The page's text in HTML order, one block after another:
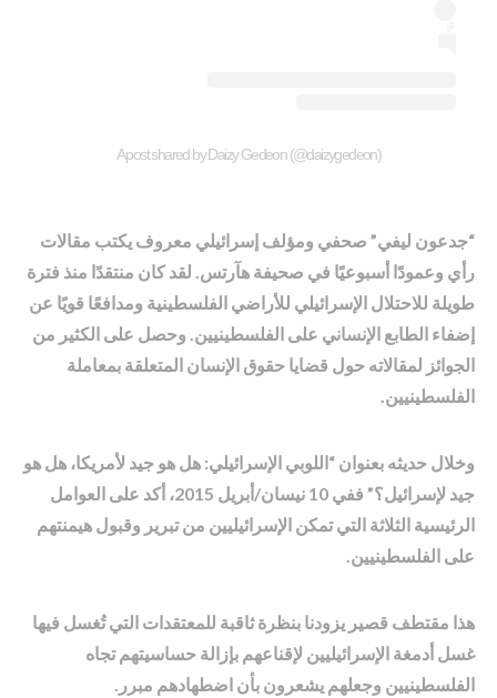
A post shared by Daizy Gedeon (@daizygedeon)
“جدعون ليفي” صحفي ومؤلف إسرائيلي معروف يكتب مقالات
رأي وعمودًا أسبوعيًا في صحيفة هآرتس. لقد كان منتقدًا منذ فترة
طويلة للاحتلال الإسرائيلي للأراضي الفلسطينية ومدافعًا قويًا عن
إضفاء الطابع الإنساني على الفلسطينيين. وحصل على الكثير من
الجوائز لمقالاته حول قضايا حقوق الإنسان المتعلقة بمعاملة
الفلسطينيين.
وخلال حديثه بعنوان “اللوبي الإسرائيلي: هل هو جيد لأمريكا، هل هو
جيد لإسرائيل؟” ففي 10 نيسان/أبريل 2015، أكد على العوامل
الرئيسية الثلاثة التي تمكن الإسرائيليين من تبرير وقبول هيمنتهم
على الفلسطينيين.
هذا مقتطف قصير يزودنا بنظرة ثاقبة للمعتقدات التي تُغسل فيها
غسل أدمغة الإسرائيليين لإقناعهم بإزالة حساسيتهم تجاه
الفلسطينيين وجعلهم يشعرون بأن اضطهادهم مبرر.